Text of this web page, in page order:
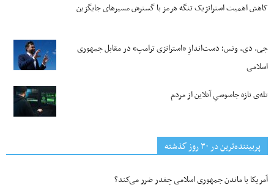
کاهش اهمیت استراتژیک تنگه‌ هرمز با گسترش مسیرهای جایگزین
جی‌. دی. ونس؛ دست‌اندازِ «استراتژی ترامپ» در مقابل جمهوری
اسلامی
تله‌ی تازه جاسوسیِ آنلاین از مردم
پربیننده‌ترین‌ در ۳۰ روز گذشته
آمریکا با ماندن جمهوری اسلامی چقدر ضرر می‌کند؟